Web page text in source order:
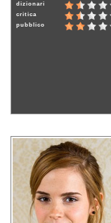
dizionari
critica
pubblico